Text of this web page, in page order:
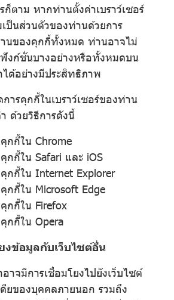
ก็ตาม หากท่านตั้งค่าเบราว์เซอร์
ป็นส่วนตัวของท่านด้วยการ
านของคุกกี้ทั้งหมด ท่านอาจไม่
ฟังก์ชั่นบางอย่างหรือทั้งหมดบน
ได้อย่างมีประสิทธิภาพ
ารคุกกี้ในเบราว์เซอร์ของท่าน
ด้วยวิธีการดังนี้
กกี้ใน Chrome
กกี้ใน Safari และ iOS
กกี้ใน Internet Explorer
กกี้ใน Microsoft Edge
กกี้ใน Firefox
กกี้ใน Opera
งข้อมูลกับเว็บไซต์อื่น
อาจมีการเชื่อมโยงไปยังเว็บไซต์
ยของบุคคลภายนอก รวมถึง